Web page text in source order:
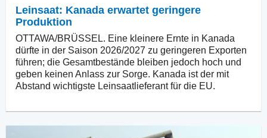
Leinsaat: Kanada erwartet geringere
Produktion
OTTAWA/BRÜSSEL. Eine kleinere Ernte in Kanada
dürfte in der Saison 2026/2027 zu geringeren Exporten
führen; die Gesamtbestände bleiben jedoch hoch und
geben keinen Anlass zur Sorge. Kanada ist der mit
Abstand wichtigste Leinsaatlieferant für die EU.